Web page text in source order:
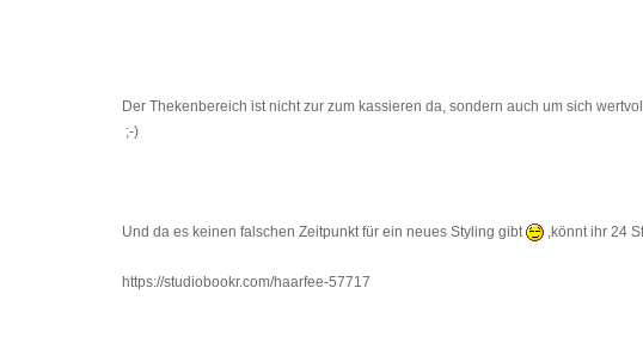
Der Thekenbereich ist nicht zur zum kassieren da, sondern auch um sich
;-)
Und da es keinen falschen Zeitpunkt für ein neues Styling gibt ,könnt ihr 24
https://studiobookr.com/haarfee-57717